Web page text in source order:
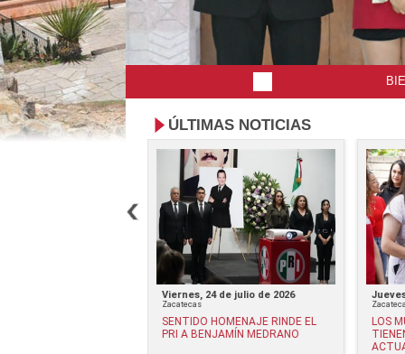
ÚLTIMAS NOTICIAS
Viernes, 24 de julio de 2026
Zacatecas
SENTIDO HOMENAJE RINDE EL
PRI A BENJAMÍN MEDRANO
LOS